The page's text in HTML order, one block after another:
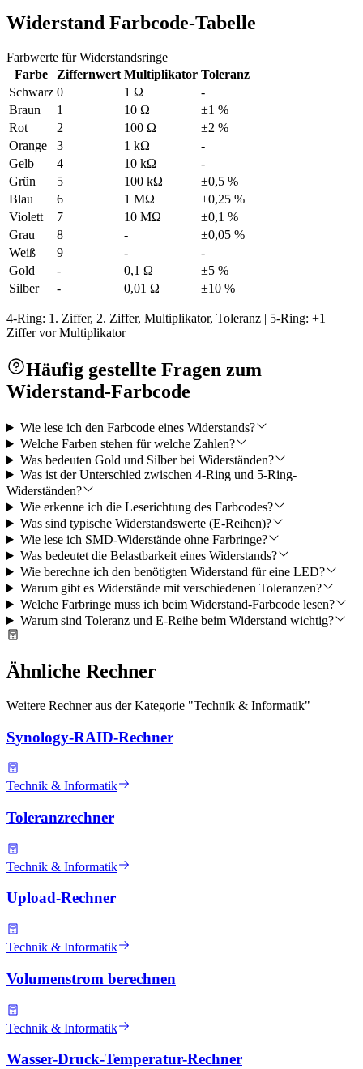
Widerstand Farbcode-Tabelle
Farbwerte für Widerstandsringe
Farbe
Ziffernwert Multiplikator Toleranz
Schwarz 0 1 Ω
-
Braun
1 10 Ω
±1 %
Rot
2 100 Ω
±2 %
Orange
3 1 kΩ
-
Gelb
4 10 kΩ
-
Grün
5 100 kΩ
±0,5 %
Blau
6 1 MΩ
±0,25 %
Violett
7 10 MΩ
±0,1 %
Grau
8 -
±0,05 %
Weiß
9 -
-
Gold
- 0,1 Ω
±5 %
Silber
- 0,01 Ω ±10 %
4-Ring: 1. Ziffer, 2. Ziffer, Multiplikator, Toleranz | 5-Ring: +1
Ziffer vor Multiplikator
Häufig gestellte Fragen zum
Widerstand-Farbcode
Wie lese ich den Farbcode eines Widerstands?
Welche Farben stehen für welche Zahlen?
Was bedeuten Gold und Silber bei Widerständen?
Was ist der Unterschied zwischen 4-Ring und 5-Ring-
Widerständen?
Wie erkenne ich die Leserichtung des Farbcodes?
Was sind typische Widerstandswerte (E-Reihen)?
Wie lese ich SMD-Widerstände ohne Farbringe?
Was bedeutet die Belastbarkeit eines Widerstands?
Wie berechne ich den benötigten Widerstand für eine LED?
Warum gibt es Widerstände mit verschiedenen Toleranzen?
Welche Farbringe muss ich beim Widerstand-Farbcode lesen?
Warum sind Toleranz und E-Reihe beim Widerstand wichtig?
Ähnliche Rechner
Weitere Rechner aus der Kategorie "Technik & Informatik"
Synology-RAID-Rechner
Technik & Informatik
Toleranzrechner
Technik & Informatik
Upload-Rechner
Technik & Informatik
Volumenstrom berechnen
Technik & Informatik
Wasser-Druck-Temperatur-Rechner